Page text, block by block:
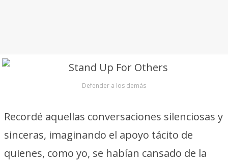
Defender a los demás
Recordé aquellas conversaciones silenciosas y
sinceras, imaginando el apoyo tácito de
quienes, como yo, se habían cansado de la